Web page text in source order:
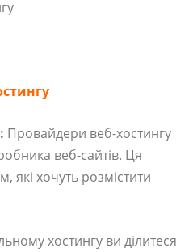
Провайдери веб-хостингу
веб-сайтів. Ця
які хочуть розмістити
хостингу ви ділитеся